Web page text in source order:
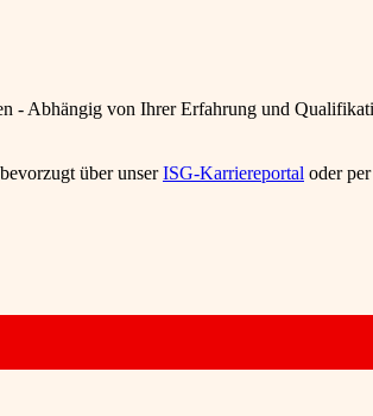
- Abhängig von Ihrer Erfahrung und
bevorzugt über unserISG-Karriereportal oder